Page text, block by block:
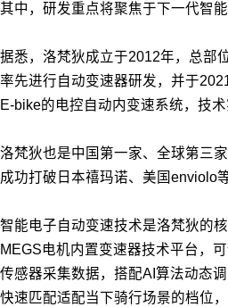
其中，研发重点将聚焦于下一代智能
据悉，洛梵狄成立于2012年，总部
率先进行自动变速器研发，并于
E-bike的电控自动内变速系统，技术
洛梵狄也是中国第一家、全球第三
成功打破日本禧玛诺、美国enviolo
智能电子自动变速技术是洛梵狄的
MEGS电机内置变速器技术平台，
传感器采集数据，搭配AI算法动态
快速匹配适配当下骑行场景的档位